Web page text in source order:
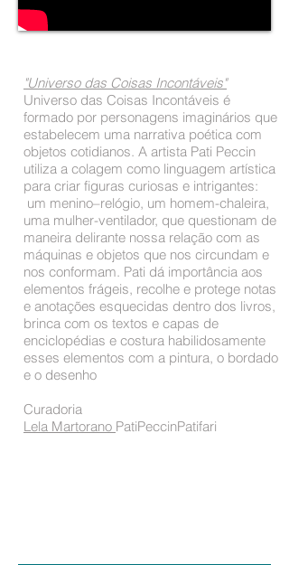
"Universo das Coisas Incontáveis"
Universo das Coisas Incontáveis é
formado por personagens imaginários que
estabelecem uma narrativa poética com
objetos cotidianos. A artista Pati Peccin
utiliza a colagem como linguagem artística
para criar figuras curiosas e intrigantes:
um menino–relógio, um homem-chaleira,
uma mulher-ventilador, que questionam de
maneira delirante nossa relação com as
máquinas e objetos que nos circundam e
nos conformam. Pati dá importância aos
elementos frágeis, recolhe e protege notas
e anotações esquecidas dentro dos livros,
brinca com os textos e capas de
enciclopédias e costura habilidosamente
esses elementos com a pintura, o bordado
e o desenho
Curadoria
Lela Martorano PatiPeccinPatifari